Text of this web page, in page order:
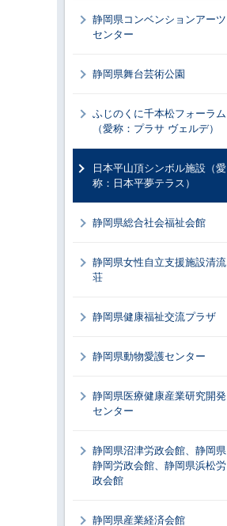
静岡県コンベンションアーツ
センター
静岡県舞台芸術公園
ふじのくに千本松フォーラム
（愛称：プラサ ヴェルデ）
日本平山頂シンボル施設（愛
称：日本平夢テラス）
静岡県総合社会福祉会館
静岡県女性自立支援施設清流
荘
静岡県健康福祉交流プラザ
静岡県動物愛護センター
静岡県医療健康産業研究開発
センター
静岡県沼津労政会館、静岡県
静岡労政会館、静岡県浜松労
政会館
静岡県産業経済会館